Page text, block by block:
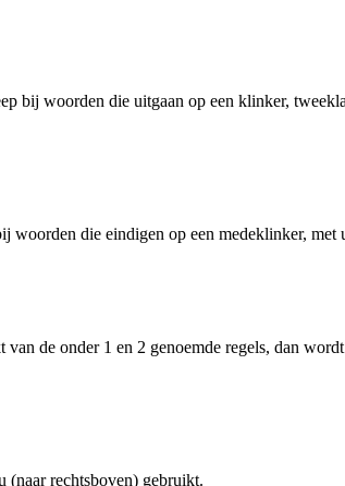
bij woorden die uitgaan op een klinker,
woorden die eindigen op een medeklinker, met
de onder 1 en 2 genoemde regels, dan
(naar rechtsboven) gebruikt.